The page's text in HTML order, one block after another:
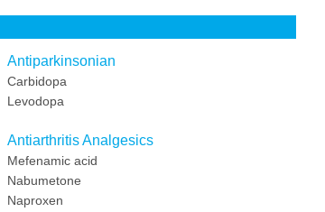
Antiparkinsonian
Carbidopa
Levodopa
Antiarthritis Analgesics
Mefenamic acid
Nabumetone
Naproxen